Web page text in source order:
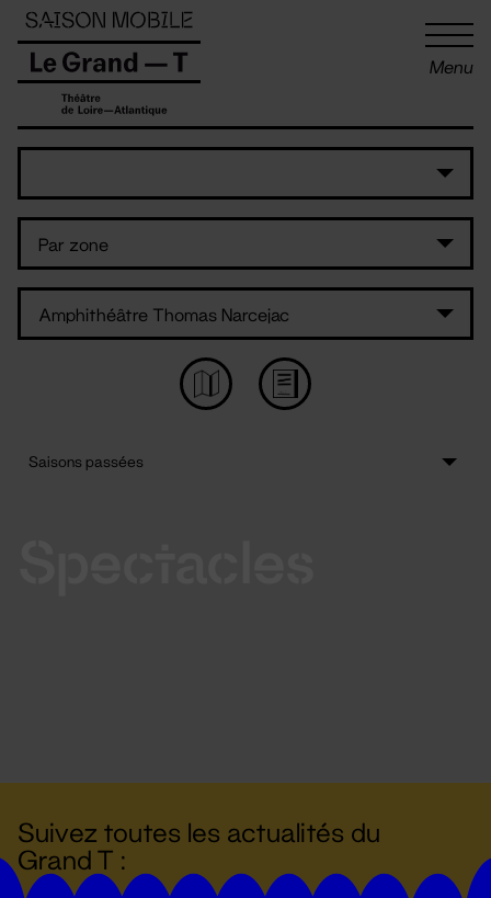
Menu
Suivez toutes les actualités du
Grand T :
Panneau de gestion des cookies